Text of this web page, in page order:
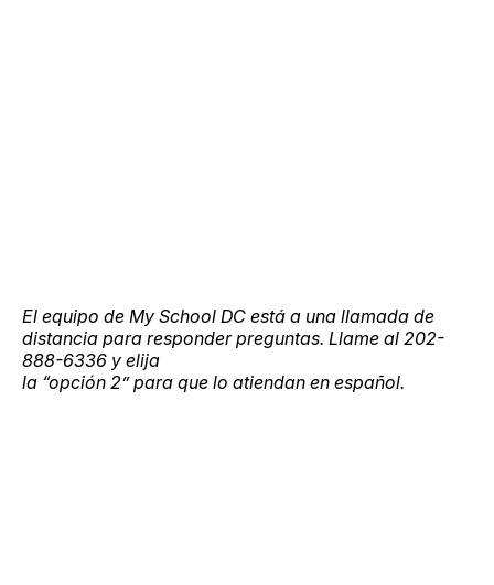
El equipo de My School DC está a una llamada de
distancia para responder preguntas. Llame al 202-
888-6336 y elija
la “opción 2” para que lo atiendan en español.